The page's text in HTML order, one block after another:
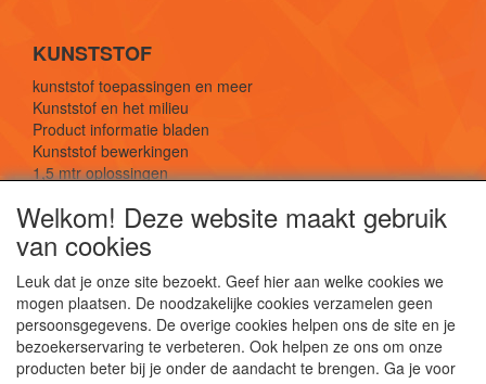
KUNSTSTOF
kunststof toepassingen en meer
Kunststof en het milieu
Product informatie bladen
Kunststof bewerkingen
1,5 mtr oplossingen
SOCIALE MEDIA
Welkom! Deze website maakt gebruik
van cookies
Leuk dat je onze site bezoekt. Geef hier aan welke cookies we
mogen plaatsen. De noodzakelijke cookies verzamelen geen
persoonsgegevens. De overige cookies helpen ons de site en je
bezoekerservaring te verbeteren. Ook helpen ze ons om onze
producten beter bij je onder de aandacht te brengen. Ga je voor